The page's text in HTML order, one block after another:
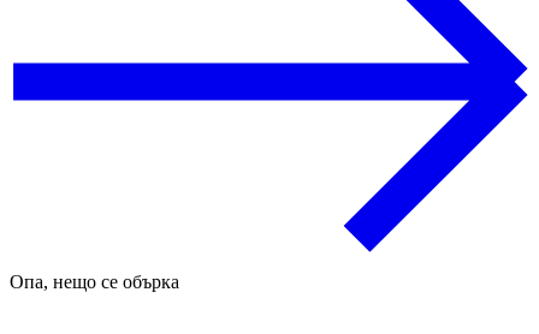
Опа, нещо се обърка